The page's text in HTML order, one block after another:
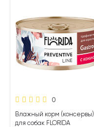
0
Влажный корм (консервы)
для собак FLORIDA